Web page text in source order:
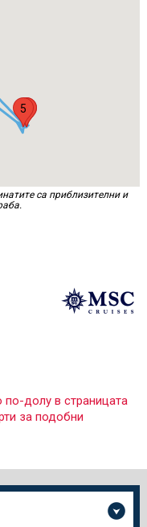
34
5
са приблизителни и
по-долу в страницата
за подобни